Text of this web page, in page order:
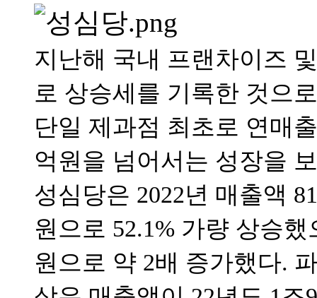
지난해 국내 프랜차이즈
로 상승세를 기록한 것으
단일 제과점 최초로 연매
억원을 넘어서는 성장을
성심당은 2022년 매출액
원으로 52.1% 가량 상승
원으로 약 2배 증가했다.